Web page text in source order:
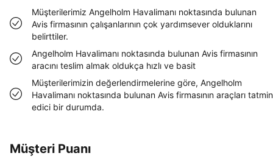
Müşterilerimiz Angelholm Havalimanı noktasında bulunan
Avis firmasının çalışanlarının çok yardımsever olduklarını
belirttiler.
Angelholm Havalimanı noktasında bulunan Avis firmasının
aracını teslim almak oldukça hızlı ve basit
Müşterilerimizin değerlendirmelerine göre, Angelholm
Havalimanı noktasında bulunan Avis firmasının araçları tatmin
edici bir durumda.
Müşteri Puanı